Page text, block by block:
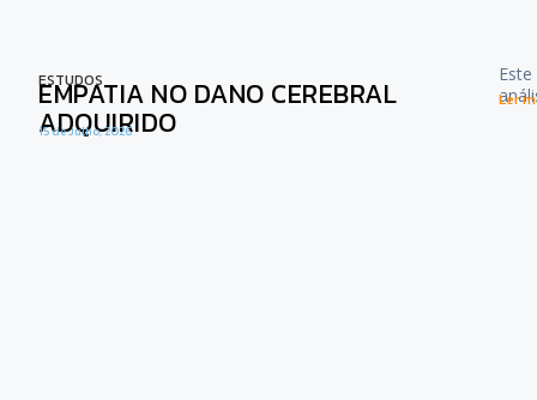
ESTUDOS
EMPATIA NO DANO CEREBRAL
ADQUIRIDO
15 de Julho, 2026
Ler